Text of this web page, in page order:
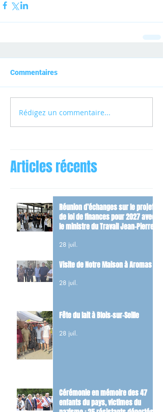
Commentaires
Rédigez un commentaire...
Articles récents
Réunion d’échanges sur le projet
de loi de finances pour 2027 avec
le ministre du Travail Jean-Pierre
28 juil.
Visite de Notre Maison à Aromas
28 juil.
Fête du lait à Blois-sur-Seille
28 juil.
Cérémonie en mémoire des 47
enfants du pays, victimes du